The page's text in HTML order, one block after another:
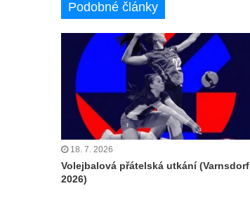
Podobné články
18. 7. 2026
Volejbalová přátelská utkání (Varnsdorf
2026)